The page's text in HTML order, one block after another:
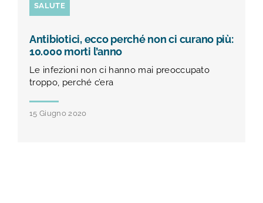
SALUTE
Antibiotici, ecco perché non ci curano più:
10.000 morti l’anno
Le infezioni non ci hanno mai preoccupato
troppo, perché c’era
15 Giugno 2020